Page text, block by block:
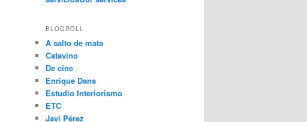
BLOGROLL
A salto de mata
Catavino
De cine
Enrique Dans
Estudio Interiorismo
ETC
Javi Pérez